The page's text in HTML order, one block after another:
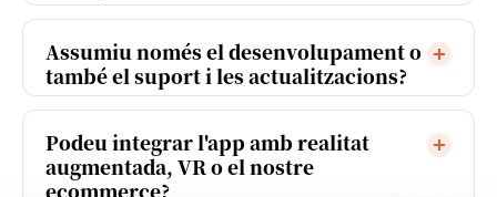
Assumiu només el desenvolupament o
també el suport i les actualitzacions?
Podeu integrar l'app amb realitat
augmentada, VR o el nostre
ecommerce?